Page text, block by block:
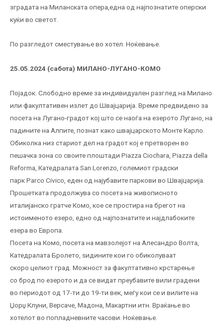
зградата на Миланската опера,една од најпознатите оперски
куќи во светот.
По разгледот сместување во хотел. Ноќевање.
25.05.2024 (сабота) МИЛАНО-ЛУГАНО-КОМО
Појадок. Слободно време за индивидуален разглед на Милано
или факултативен излет до Швајцарија. Време предвидено за
посета на Лугано-градот кој што се наоѓа на езерото Лугано, на
падините на Алпите, познат како швајцарското Монте Карло.
Обиколка низ стариот дел на градот кој е претворен во
пешачка зона со своите плоштади Piazza Ciochara, Piazza della
Reforma, Катедралата San Lorenzo, големиот градски
парк Parco Civico, еден од најубавите паркови во Швајцарија.
Прошетката продолжува со посета на живописното
италијанско гратче Комо, кое се простира на брегот на
истоименото езеро, едно од најпознатите и најдлабоките
езера во Европа.
Посета на Комо, посета на мавзолејот на Алесандро Волта,
Катедралата Бролето, ѕидините кои го обиколуваат
скоро целиот град. Можност за факултативно крстарење
со брод по езерото и да се видат преубавите вили градени
во периодот од 17-ти до 19-ти век, меѓу кои се и вилите на
Џорџ Клуни, Версаче, Мадона, Макартни итн. Враќање во
хотелот во попладневните часови. Ноќевање.